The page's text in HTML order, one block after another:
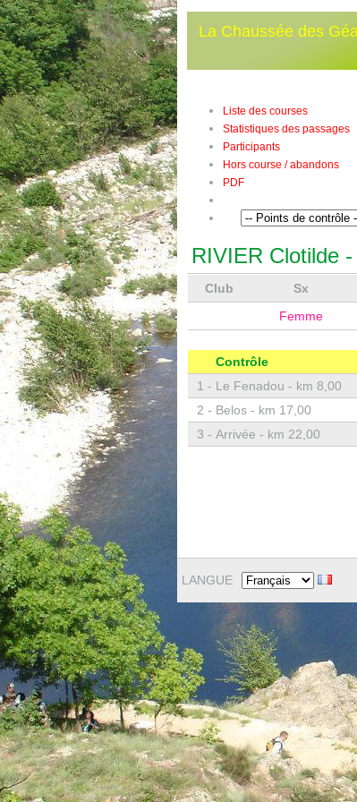
La Chaussée des
Liste des courses
Statistiques des passages
Participants
Hors course / abandons
PDF
RIVIER Clotilde-
Club Sx
Femme
Contrôle
1 - Le Fenadou - km 8,00
2 - Belos - km 17,00
3 - Arrivée - km 22,00
LANGUE